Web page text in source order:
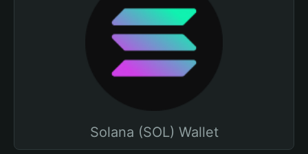
Solana (SOL) Wallet